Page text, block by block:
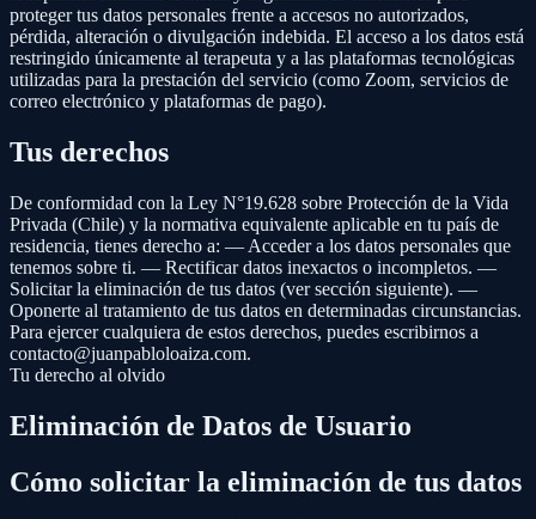
proteger tus datos personales frente a accesos no autorizados,
pérdida, alteración o divulgación indebida. El acceso a los datos está
restringido únicamente al terapeuta y a las plataformas tecnológicas
utilizadas para la prestación del servicio (como Zoom, servicios de
correo electrónico y plataformas de pago).
Tus derechos
De conformidad con la Ley N°19.628 sobre Protección de la Vida
Privada (Chile) y la normativa equivalente aplicable en tu país de
residencia, tienes derecho a: — Acceder a los datos personales que
tenemos sobre ti. — Rectificar datos inexactos o incompletos. —
Solicitar la eliminación de tus datos (ver sección siguiente). —
Oponerte al tratamiento de tus datos en determinadas circunstancias.
Para ejercer cualquiera de estos derechos, puedes escribirnos a
contacto@juanpabloloaiza.com.
Tu derecho al olvido
Eliminación de Datos de Usuario
Cómo solicitar la eliminación de tus datos